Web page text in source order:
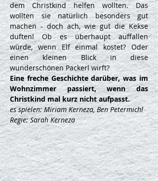
dem Christkind helfen wollten. Das
wollten sie natürlich besonders gut
machen - doch ach, wie gut die Kekse
duften! Ob es überhaupt auffallen
würde, wenn Elf einmal kostet? Oder
einen kleinen Blick in diese
wunderschönen Packerl wirft?
Eine freche Geschichte darüber, was im
Wohnzimmer passiert, wenn das
Christkind mal kurz nicht aufpasst.
es spielen: Miriam Kerneza, Ben Petermichl
Regie: Sarah Kerneza